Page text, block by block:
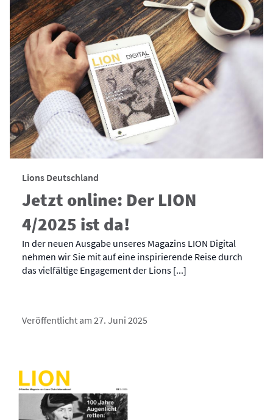
Lions Deutschland
Jetzt online: Der LION
4/2025 ist da!
In der neuen Ausgabe unseres Magazins LION Digital
nehmen wir Sie mit auf eine inspirierende Reise durch
das vielfältige Engagement der Lions [...]
Veröffentlicht am 27. Juni 2025